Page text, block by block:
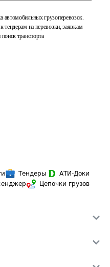
грузоперевозок.
тендерам на перевозки, заявкам
транспорта
Тендеры
АТИ-Доки
Цепочки грузов